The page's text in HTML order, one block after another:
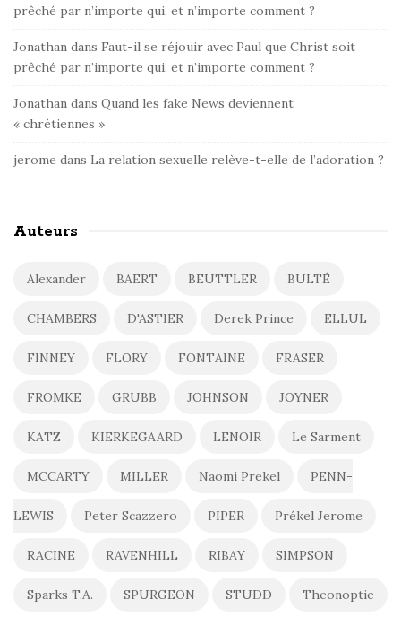
prêché par n’importe qui, et n’importe comment ?
Jonathan dans Faut-il se réjouir avec Paul que Christ soit
prêché par n’importe qui, et n’importe comment ?
Jonathan dans Quand les fake News deviennent
« chrétiennes »
jerome dans La relation sexuelle relève-t-elle de l’adoration ?
Auteurs
Alexander BAERT BEUTTLER BULTÉ
CHAMBERS D'ASTIER Derek Prince ELLUL
FINNEY FLORY FONTAINE FRASER
FROMKE GRUBB JOHNSON JOYNER
KATZ KIERKEGAARD LENOIR Le Sarment
MCCARTY MILLER Naomi Prekel PENN-
LEWIS Peter Scazzero PIPER Prékel Jerome
RACINE RAVENHILL RIBAY SIMPSON
Sparks T.A. SPURGEON STUDD Theonoptie